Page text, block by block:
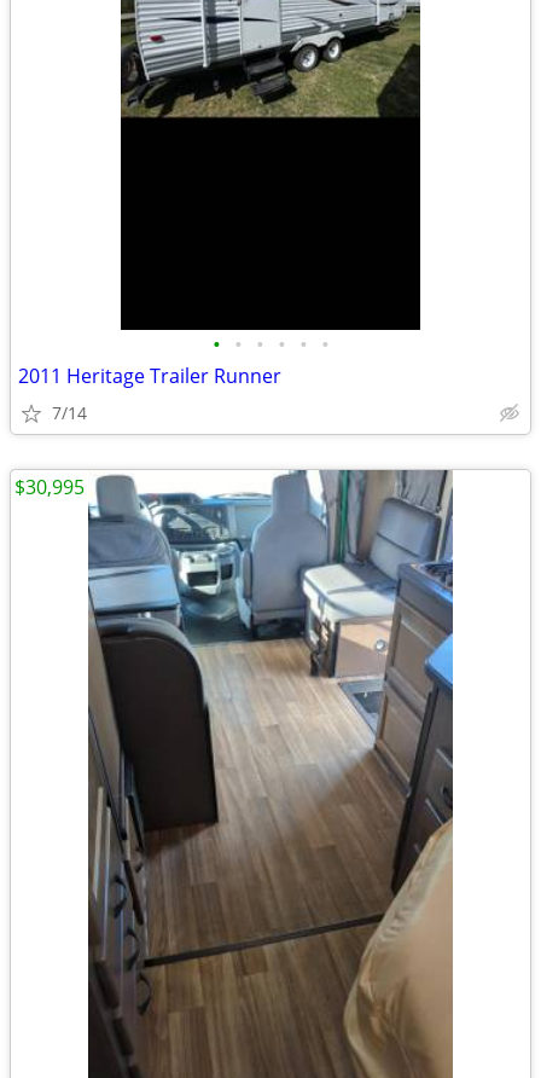
• • • • • •
2011 Heritage Trailer Runner
7/14
$30,995